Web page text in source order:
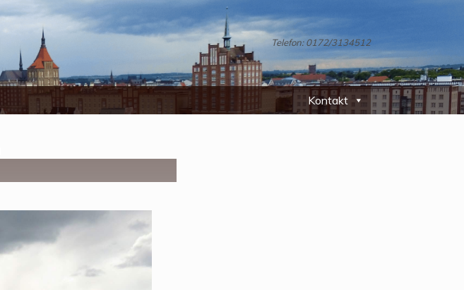
Telefon: 0172/3134512
Kontakt